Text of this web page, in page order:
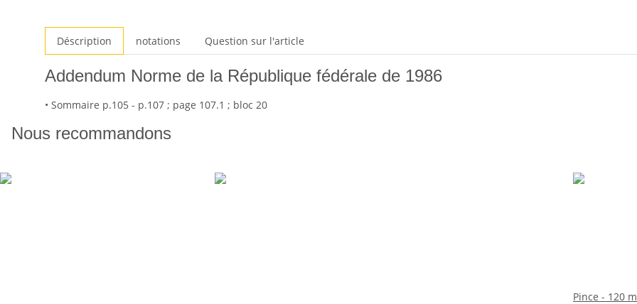
Déscription notations Question sur l'article
Addendum Norme de la République fédérale de 1986
• Sommaire p.105 - p.107 ; page 107.1 ; bloc 20
Nous recommandons
Pince - 120